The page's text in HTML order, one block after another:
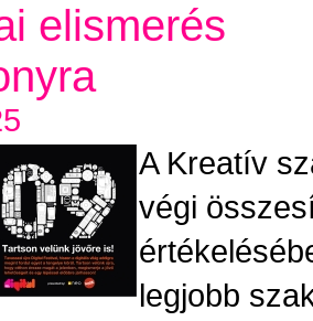
elismerés
A Kreatív
végi
legjobb